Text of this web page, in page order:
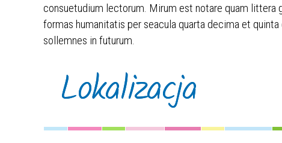
consuetudium lectorum. Mirum est notare quam littera
formas humanitatis per seacula quarta decima et
sollemnes in futurum.
Lokalizacja